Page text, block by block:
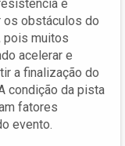
e
os obstáculos do
pois muitos
acelerar e
a finalização do
condição da pista
fatores
evento.